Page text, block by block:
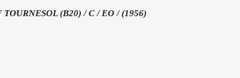
(B20) / C / EO / (1956)